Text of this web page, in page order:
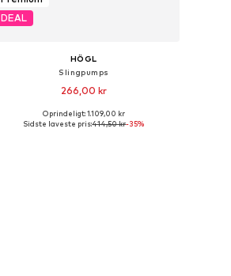
DEAL
HÖGL
Slingpumps
266,00 kr
Tilgængelige størrelser: 37
Oprindeligt: 1.109,00 kr
Sidste laveste pris:414,50 kr-35%